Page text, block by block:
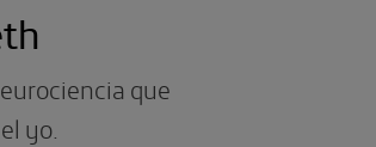
que
yo.